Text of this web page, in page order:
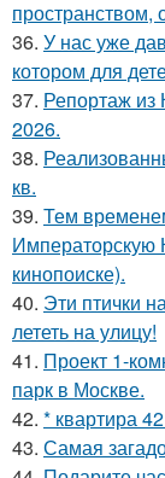
пространством,
36. У нас уже
котором для
37. Репортаж из
2026.
38.
кв.
39. Тем
Императорскую
кинопоиске).
40. Эти птички
лететь на улицу!
41. Проект 1-
парк в Москве.
42. * квартира
43. Самая